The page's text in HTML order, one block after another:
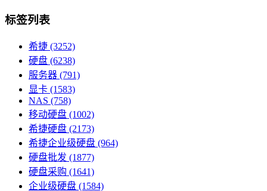
标签列表
希捷 (3252)
硬盘 (6238)
服务器 (791)
显卡 (1583)
NAS (758)
移动硬盘 (1002)
希捷硬盘 (2173)
希捷企业级硬盘 (964)
硬盘批发 (1877)
硬盘采购 (1641)
企业级硬盘 (1584)